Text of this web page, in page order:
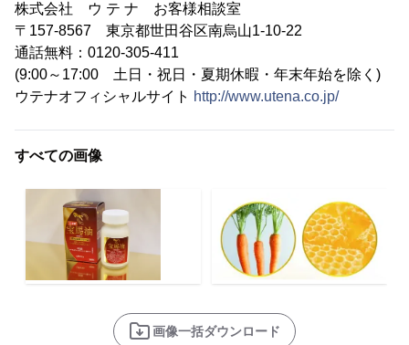
株式会社 ウ テ ナ お客様相談室
〒157-8567 東京都世田谷区南烏山1-10-22
通話無料：0120-305-411
(9:00～17:00 土日・祝日・夏期休暇・年末年始を除く)
ウテナオフィシャルサイト http://www.utena.co.jp/
すべての画像
画像一括ダウンロード